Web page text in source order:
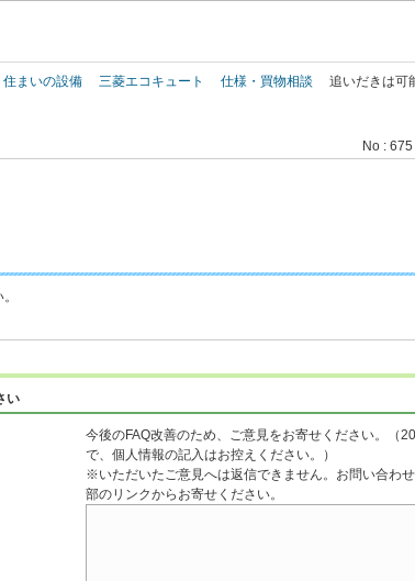
住まいの設備 三菱エコキュート 仕様・買物相談
追いだきは可
No : 675
い
今後のFAQ改善のため、ご意見をお寄せください。（
で、個人情報の記入はお控えください。）
※いただいたご意見へは返信できません。お問い合わ
部のリンクからお寄せください。